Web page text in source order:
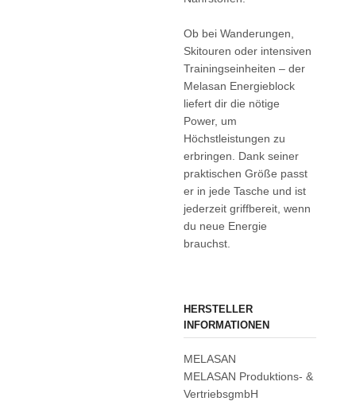
Ob bei Wanderungen,
Skitouren oder intensiven
Trainingseinheiten – der
Melasan Energieblock
liefert dir die nötige
Power, um
Höchstleistungen zu
erbringen. Dank seiner
praktischen Größe passt
er in jede Tasche und ist
jederzeit griffbereit, wenn
du neue Energie
brauchst.
HERSTELLER
INFORMATIONEN
MELASAN
MELASAN Produktions- &
VertriebsgmbH